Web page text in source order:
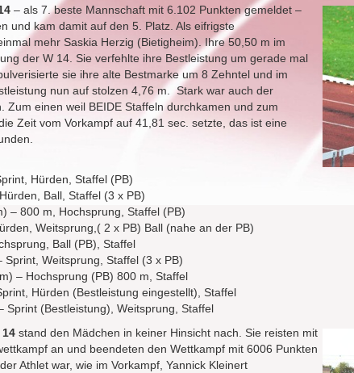
– als 7. beste Mannschaft mit 6.102 Punkten gemeldet –
und kam damit auf den 5. Platz. Als eifrigste
mehr Saskia Herzig (Bietigheim). Ihre 50,50 m im
der W 14. Sie verfehlte ihre Bestleistung um gerade mal
sie ihre alte Bestmarke um 8 Zehntel und im
nun auf stolzen 4,76 m. Stark war auch der
Zum einen weil BEIDE Staffeln durchkamen und zum
Zeit vom Vorkampf auf 41,81 sec. setzte, das ist eine
Hürden, Staffel (PB)
Ball, Staffel (3 x PB)
– 800 m, Hochsprung, Staffel (PB)
Weitsprung,( 2 x PB) Ball (nahe an der PB)
Ball (PB), Staffel
Weitsprung, Staffel (3 x PB)
– Hochsprung (PB) 800 m, Staffel
Hürden (Bestleistung eingestellt), Staffel
Sprint (Bestleistung), Weitsprung, Staffel
stand den Mädchen in keiner Hinsicht nach. Sie reisten mit
an und beendeten den Wettkampf mit 6006 Punkten
Athlet war, wie im Vorkampf, Yannick Kleinert